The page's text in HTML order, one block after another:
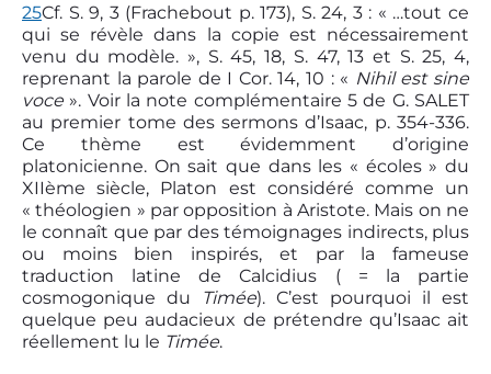
25Cf. S. 9, 3 (Frachebout p. 173), S. 24, 3 : « …tout ce
qui se révèle dans la copie est nécessairement
venu du modèle. », S. 45, 18, S. 47, 13 et S. 25, 4,
reprenant la parole de I Cor. 14, 10 : « Nihil est sine
voce». Voir la note complémentaire 5 de G. SALET
au premier tome des sermons d’Isaac, p. 354-336.
Ce thème est évidemment d’origine
platonicienne. On sait que dans les « écoles » du
XIIème siècle, Platon est considéré comme un
« théologien » par opposition à Aristote. Mais on ne
le connaît que par des témoignages indirects, plus
ou moins bien inspirés, et par la fameuse
traduction latine de Calcidius ( = la partie
cosmogonique du
Timée). C’est pourquoi il est
quelque peu audacieux de prétendre qu’Isaac ait
réellement lu le Timée.